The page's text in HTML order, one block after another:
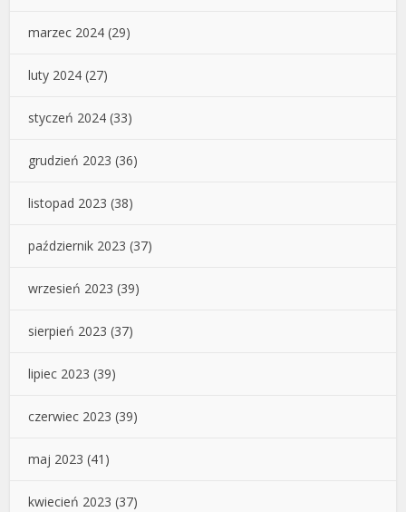
marzec 2024 (29)
luty 2024 (27)
styczeń 2024 (33)
grudzień 2023 (36)
listopad 2023 (38)
październik 2023 (37)
wrzesień 2023 (39)
sierpień 2023 (37)
lipiec 2023 (39)
czerwiec 2023 (39)
maj 2023 (41)
kwiecień 2023 (37)